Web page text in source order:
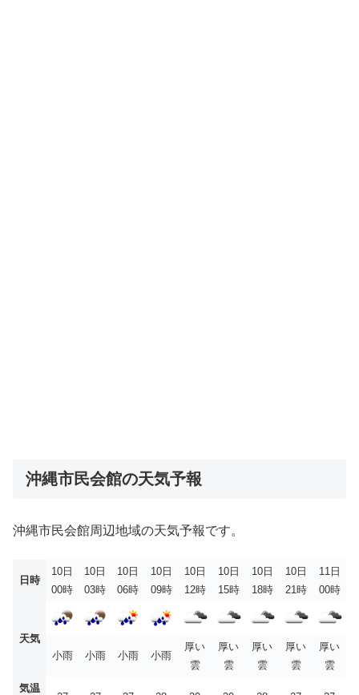
沖縄市民会館の天気予報
沖縄市民会館周辺地域の天気予報です。
日時
10日
00時
10日
03時
10日
06時
10日
09時
10日
12時
10日
15時
10日
18時
10日
21時
11日
00時
天気
小雨
小雨 小雨 小雨
厚い
雲
厚い
雲
厚い
雲
厚い
雲
厚い
雲
気温